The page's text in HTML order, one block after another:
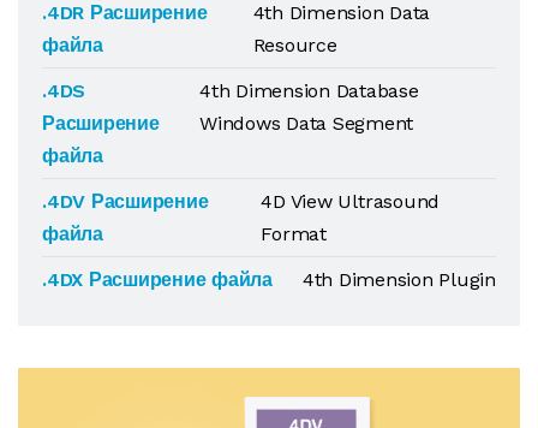
.4DR Расширение
файла
4th Dimension Data
Resource
.4DS
Расширение
файла
4th Dimension Database
Windows Data Segment
.4DV Расширение
файла
4D View Ultrasound
Format
.4DX Расширение файла
4th Dimension Plugin